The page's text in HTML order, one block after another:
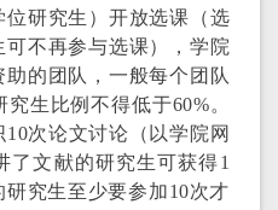
研究生）开放选课（选
不再参与选课），学院
的团队，一般每个团队
生比例不得低于60%。
次论文讨论（以学院网
了文献的研究生可获得1
究生至少要参加10次才